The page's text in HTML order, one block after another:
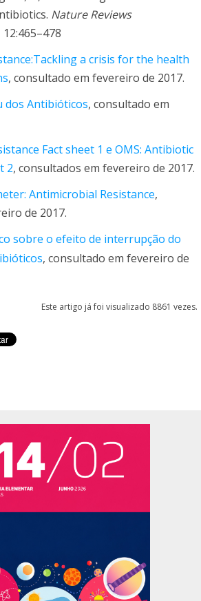
Nature Reviews
a crisis for the health
, consultado em fevereiro de 2017.
dos Antibióticos, consultado em
Fact sheet 1 e OMS: Antibiotic
2, consultados em fevereiro de 2017.
Antimicrobial Resistance,
de 2017.
sobre o efeito de interrupção do
, consultado em fevereiro de
Este artigo já foi visualizado 8861 vezes.